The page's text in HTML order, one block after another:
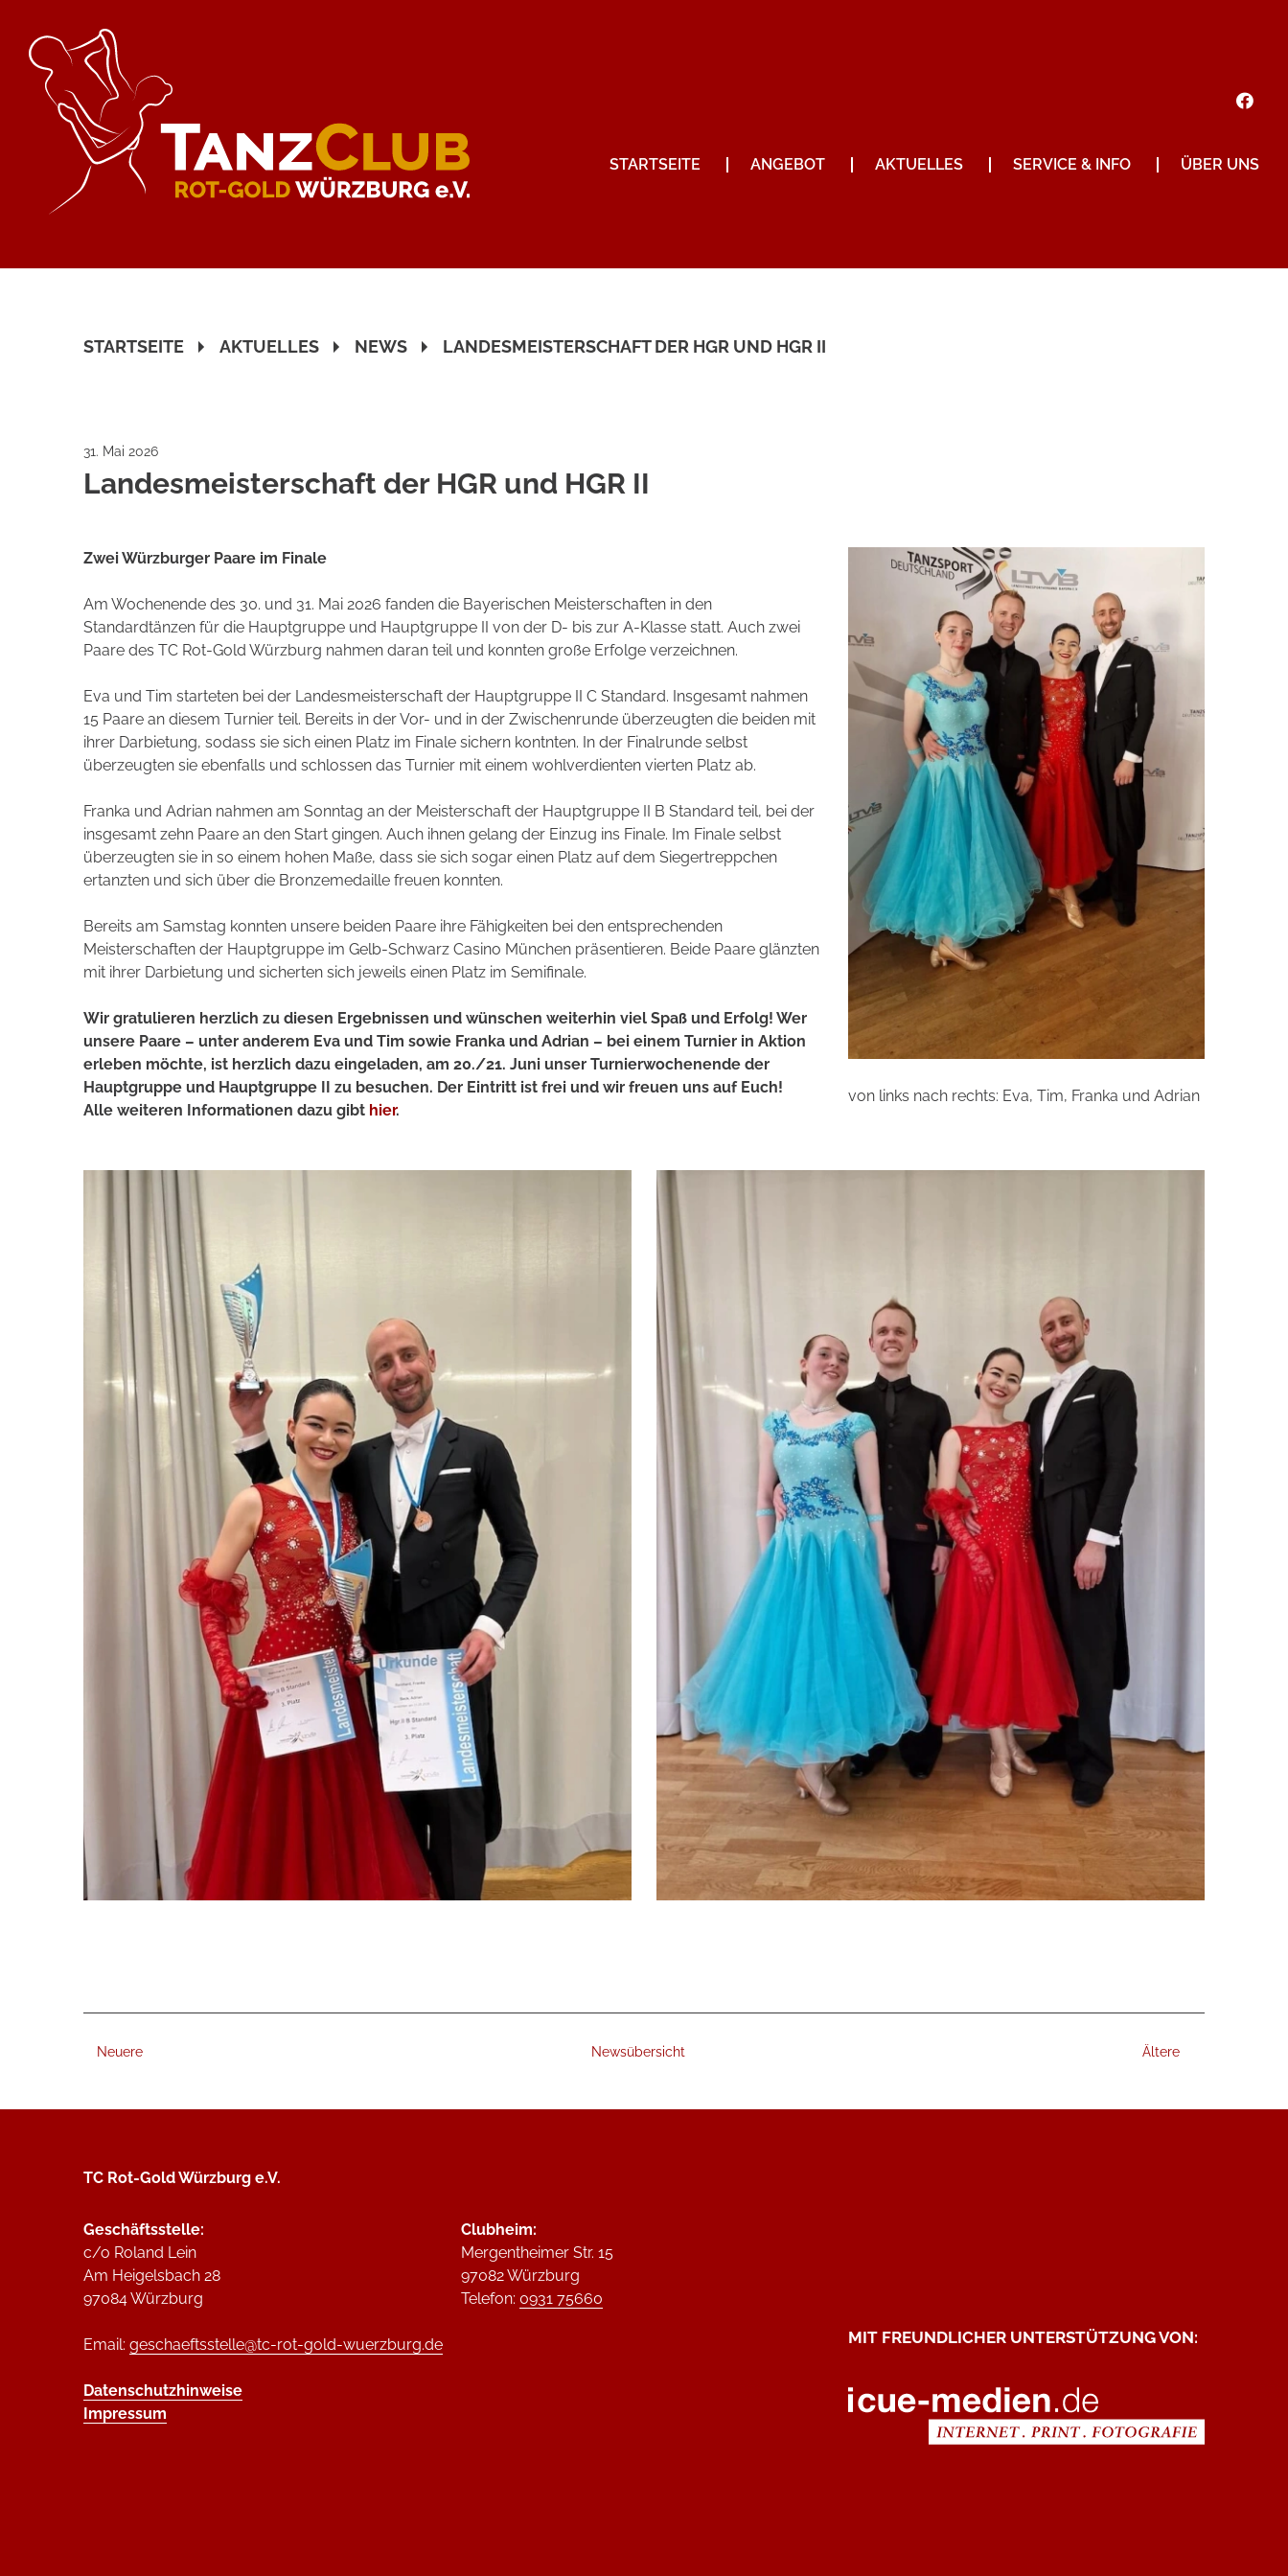
STARTSEITE ANGEBOT AKTUELLES SERVICE & INFO ÜBER UNS
STARTSEITE AKTUELLES NEWS LANDESMEISTERSCHAFT DER HGR UND HGR II
31. Mai 2026
Landesmeisterschaft der HGR und HGR II
Zwei Würzburger Paare im Finale
Am Wochenende des 30. und 31. Mai 2026 fanden die Bayerischen Meisterschaften in den
Standardtänzen für die Hauptgruppe und Hauptgruppe II von der D- bis zur A-Klasse statt. Auch zwei
Paare des TC Rot-Gold Würzburg nahmen daran teil und konnten große Erfolge verzeichnen.
Eva und Tim starteten bei der Landesmeisterschaft der Hauptgruppe II C Standard. Insgesamt nahmen
15 Paare an diesem Turnier teil. Bereits in der Vor- und in der Zwischenrunde überzeugten die beiden mit
ihrer Darbietung, sodass sie sich einen Platz im Finale sichern kontnten. In der Finalrunde selbst
überzeugten sie ebenfalls und schlossen das Turnier mit einem wohlverdienten vierten Platz ab.
Franka und Adrian nahmen am Sonntag an der Meisterschaft der Hauptgruppe II B Standard teil, bei der
insgesamt zehn Paare an den Start gingen. Auch ihnen gelang der Einzug ins Finale. Im Finale selbst
überzeugten sie in so einem hohen Maße, dass sie sich sogar einen Platz auf dem Siegertreppchen
ertanzten und sich über die Bronzemedaille freuen konnten.
Bereits am Samstag konnten unsere beiden Paare ihre Fähigkeiten bei den entsprechenden
Meisterschaften der Hauptgruppe im Gelb-Schwarz Casino München präsentieren. Beide Paare glänzten
mit ihrer Darbietung und sicherten sich jeweils einen Platz im Semifinale.
Wir gratulieren herzlich zu diesen Ergebnissen und wünschen weiterhin viel Spaß und Erfolg! Wer
unsere Paare – unter anderem Eva und Tim sowie Franka und Adrian – bei einem Turnier in Aktion
erleben möchte, ist herzlich dazu eingeladen, am 20./21. Juni unser Turnierwochenende der
Hauptgruppe und Hauptgruppe II zu besuchen. Der Eintritt ist frei und wir freuen uns auf Euch!
Alle weiteren Informationen dazu gibt hier.
von links nach rechts: Eva, Tim, Franka und Adrian
Neuere Newsübersicht Ältere
TC Rot-Gold Würzburg e.V.
Geschäftsstelle:
c/o Roland Lein
Am Heigelsbach 28
97084 Würzburg
Email: geschaeftsstelle@tc-rot-gold-wuerzburg.de
Datenschutzhinweise
Impressum
Clubheim:
Mergentheimer Str. 15
97082 Würzburg
Telefon:0931 75660
MIT FREUNDLICHER UNTERSTÜTZUNG VON: